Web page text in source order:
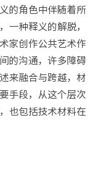
的角色中伴随着所
一种释义的解脱，
家创作公共艺术作
的沟通，许多障碍
来融合与跨越，材
手段，从这个层次
也包括技术材料在